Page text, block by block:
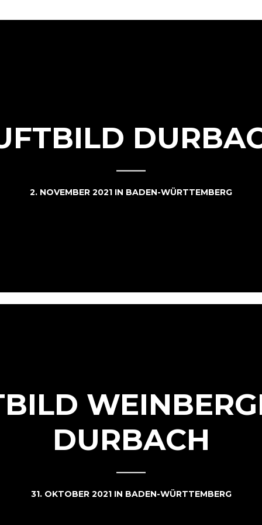
2. NOVEMBER 2021 IN BADEN-WÜRTTEMBERG
DURBACH
31. OKTOBER 2021 IN BADEN-WÜRTTEMBERG